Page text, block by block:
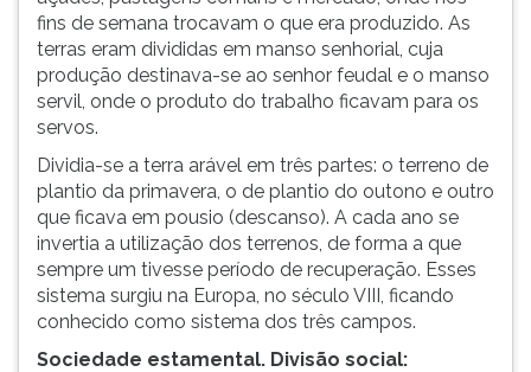
fins de semana trocavam o que era produzido. As
terras eram divididas em manso senhorial, cuja
produção destinava-se ao senhor feudal e o manso
servil, onde o produto do trabalho ficavam para os
servos.
Dividia-se a terra arável em três partes: o terreno de
plantio da primavera, o de plantio do outono e outro
que ficava em pousio (descanso). A cada ano se
invertia a utilização dos terrenos, de forma a que
sempre um tivesse período de recuperação. Esses
sistema surgiu na Europa, no século VIII, ficando
conhecido como sistema dos três campos.
Sociedade estamental. Divisão social: